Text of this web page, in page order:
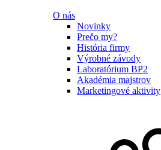
O nás
Novinky
Prečo my?
História firmy
Výrobné závody
Laboratórium BP2
Akadémia majstrov
Marketingové aktivity